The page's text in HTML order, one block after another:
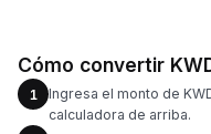
Cómo convertir
1
Ingresa el monto de
calculadora de arriba.